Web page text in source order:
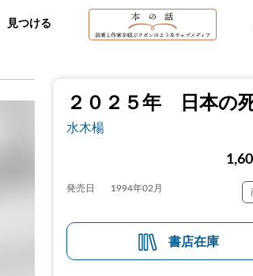
見つける
２０２５年 日本の
水木楊
発売日 1994年02月
書店在庫